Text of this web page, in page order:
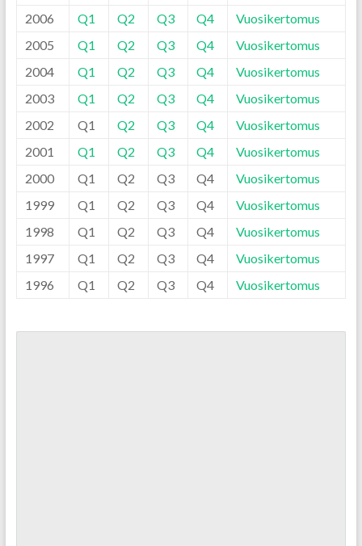
2006
Q1 Q2 Q3 Q4
Vuosikertomus
2005
Q1 Q2 Q3 Q4
Vuosikertomus
2004
Q1 Q2 Q3 Q4
Vuosikertomus
2003
Q1 Q2 Q3 Q4
Vuosikertomus
2002
Q1 Q2 Q3 Q4
Vuosikertomus
2001
Q1 Q2 Q3 Q4
Vuosikertomus
2000
Q1 Q2 Q3 Q4
Vuosikertomus
1999
Q1 Q2 Q3 Q4
Vuosikertomus
1998
Q1 Q2 Q3 Q4
Vuosikertomus
1997
Q1 Q2 Q3 Q4
Vuosikertomus
1996
Q1 Q2 Q3 Q4 Vuosikertomus